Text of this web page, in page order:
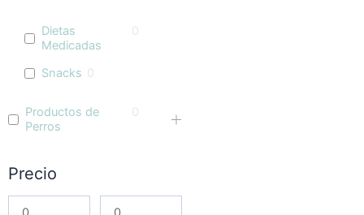
Dietas
Medicadas
0
Snacks 0
Productos de
Perros
0
Precio